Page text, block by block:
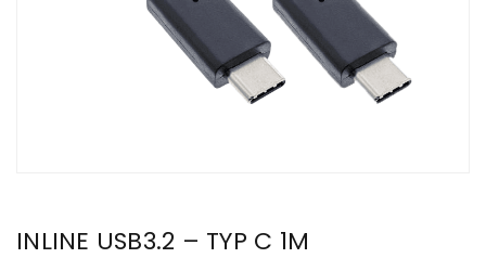
INLINE USB3.2 – TYP C 1M